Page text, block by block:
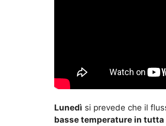
Lunedì si prevede che il
basse temperature in tutta